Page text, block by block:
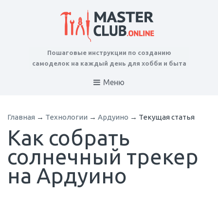
Пошаговые инструкции по созданию
самоделок на каждый день для хобби и быта
Меню
Главная → Технологии → Ардуино → Текущая статья
Как собрать
солнечный трекер
на Ардуино